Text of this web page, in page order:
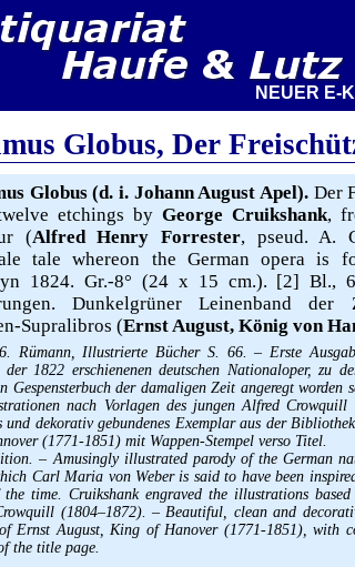
NEUER E-
Globus, Der
Globus (d. i. Johann August Apel). Der
etchings by George Cruikshank,
(Alfred Henry Forrester, pseud. A.
tale whereon the German opera is
1824. Gr.-8° (24 x 15 cm.). [2] Bl.,
Dunkelgrüner Leinenband
Supralibros (Ernst August, König von
Rümann, Illustrierte Bücher S. 66. – Erste
der 1822 erschienenen deutschen Nationaloper, zu
Gespensterbuch der damaligen Zeit angeregt worden
nach Vorlagen des jungen Alfred Crowquill
und dekorativ gebundenes Exemplar aus der
(1771-1851) mit Wappen-Stempel verso Titel.
– Amusingly illustrated parody of the German
Carl Maria von Weber is said to have been
time. Cruikshank engraved the illustrations
(1804–1872). – Beautiful, clean and
Ernst August, King of Hanover (1771-1851), with
the title page.